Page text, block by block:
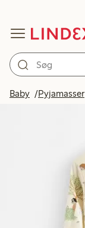
Baby Pyjamasser